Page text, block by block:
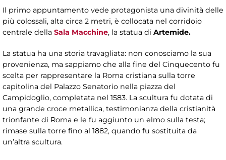
Il primo appuntamento vede protagonista una divinità delle
più colossali, alta circa 2 metri, è collocata nel corridoio
centrale della Sala Macchine, la statua di Artemide.
La statua ha una storia travagliata: non conosciamo la sua
provenienza, ma sappiamo che alla fine del Cinquecento fu
scelta per rappresentare la Roma cristiana sulla torre
capitolina del Palazzo Senatorio nella piazza del
Campidoglio, completata nel 1583. La scultura fu dotata di
una grande croce metallica, testimonianza della cristianità
trionfante di Roma e le fu aggiunto un elmo sulla testa;
rimase sulla torre fino al 1882, quando fu sostituita da
un’altra scultura.